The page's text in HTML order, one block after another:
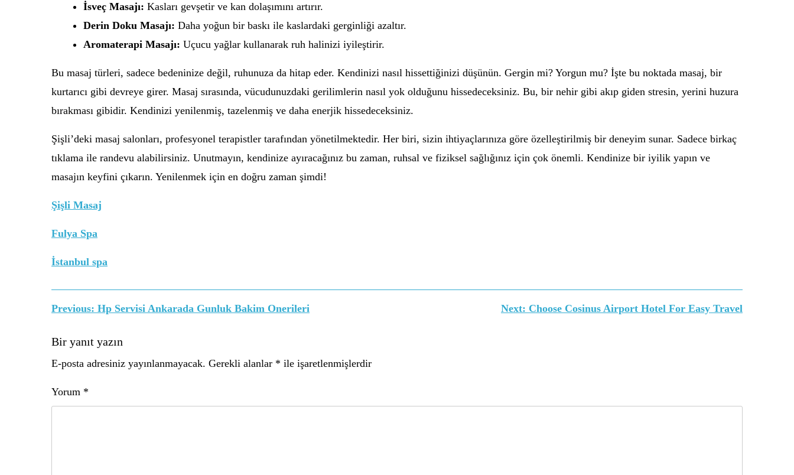
İsveç Masajı: Kasları gevşetir ve kan dolaşımını artırır.
Derin Doku Masajı: Daha yoğun bir baskı ile kaslardaki gerginliği azaltır.
Aromaterapi Masajı: Uçucu yağlar kullanarak ruh halinizi iyileştirir.
Bu masaj türleri, sadece bedeninize değil, ruhunuza da hitap eder. Kendinizi nasıl hissettiğinizi düşünün. Gergin mi? Yorgun mu? İşte bu noktada masaj, bir
kurtarıcı gibi devreye girer. Masaj sırasında, vücudunuzdaki gerilimlerin nasıl yok olduğunu hissedeceksiniz. Bu, bir nehir gibi akıp giden stresin, yerini huzura
bırakması gibidir. Kendinizi yenilenmiş, tazelenmiş ve daha enerjik hissedeceksiniz.
Şişli’deki masaj salonları, profesyonel terapistler tarafından yönetilmektedir. Her biri, sizin ihtiyaçlarınıza göre özelleştirilmiş bir deneyim sunar. Sadece birkaç
tıklama ile randevu alabilirsiniz. Unutmayın, kendinize ayıracağınız bu zaman, ruhsal ve fiziksel sağlığınız için çok önemli. Kendinize bir iyilik yapın ve
masajın keyfini çıkarın. Yenilenmek için en doğru zaman şimdi!
Şişli Masaj
Fulya Spa
İstanbul spa
Yazı
gezinmesi
Previous: Hp Servisi Ankarada Gunluk Bakim Onerileri Next: Choose Cosinus Airport Hotel For Easy Travel
Bir yanıt yazın
E-posta adresiniz yayınlanmayacak. Gerekli alanlar * ile işaretlenmişlerdir
Yorum *